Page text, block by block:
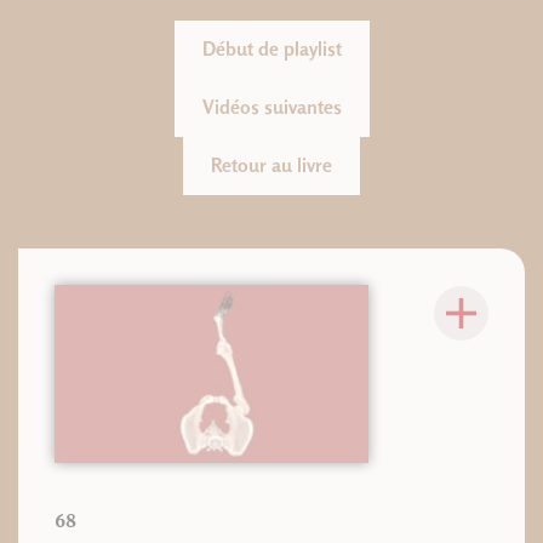
Début de playlist
Vidéos suivantes
Retour au livre
68